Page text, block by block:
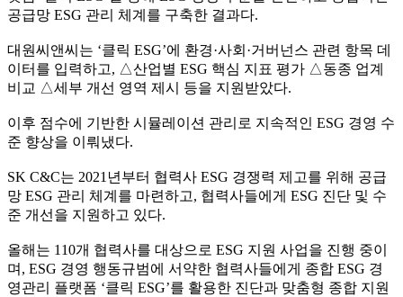
공급망 ESG 관리 체계를 구축한 결과다.
대원씨앤씨는 ‘클릭 ESG’에 환경·사회·거버넌스 관련 항목 데
이터를 입력하고, △산업별 ESG 핵심 지표 평가 △동종 업계
비교 △세부 개선 영역 제시 등을 지원받았다.
이후 점수에 기반한 시뮬레이션 관리로 지속적인 ESG 경영 수
준 향상을 이뤄냈다.
SK C&C는 2021년부터 협력사 ESG 경쟁력 제고를 위해 공급
망 ESG 관리 체계를 마련하고, 협력사들에게 ESG 진단 및 수
준 개선을 지원하고 있다.
올해는 110개 협력사를 대상으로 ESG 지원 사업을 진행 중이
며, ESG 경영 행동규범에 서약한 협력사들에게 종합 ESG 경
영관리 플랫폼 ‘클릭 ESG’를 활용한 진단과 맞춤형 종합 지원